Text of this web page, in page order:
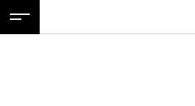
ホーム 特集 ニュース イ
ENGLISH